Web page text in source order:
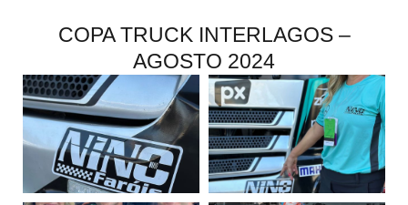
COPA TRUCK INTERLAGOS –
AGOSTO 2024